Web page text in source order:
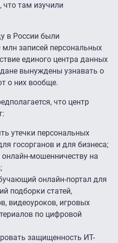
что там изучили
в России были
записей персональных
единого центра данных
вынуждены узнавать о
о них вообще.
что центр
утечки персональных
госорганов и для бизнеса;
онлайн-мошенничеству на
онлайн-портал для
подборки статей,
видеоуроков, игровых
по цифровой
защищенность ИТ-